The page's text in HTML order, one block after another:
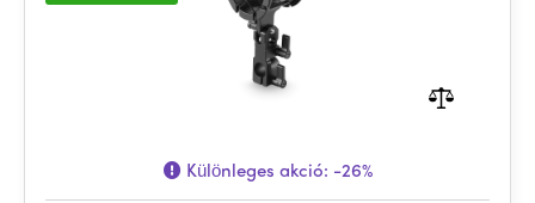
Különleges akció: -26%